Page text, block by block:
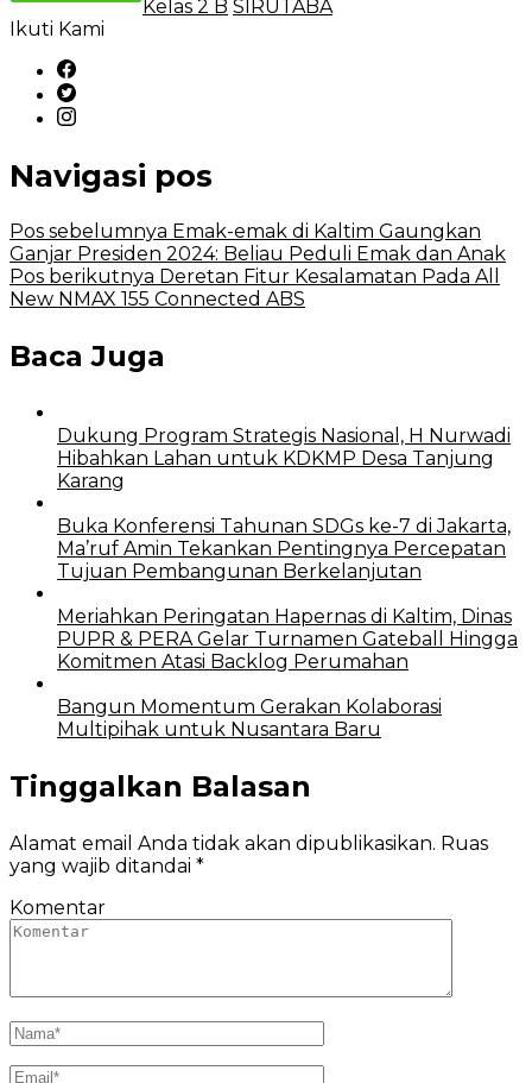
Kelas 2 B SIRUTABA
Ikuti Kami
Navigasi pos
Pos sebelumnya Emak-emak di Kaltim Gaungkan
Ganjar Presiden 2024: Beliau Peduli Emak dan Anak
Pos berikutnya Deretan Fitur Kesalamatan Pada All
New NMAX 155 Connected ABS
Baca Juga
Dukung Program Strategis Nasional, H Nurwadi
Hibahkan Lahan untuk KDKMP Desa Tanjung
Karang
Buka Konferensi Tahunan SDGs ke-7 di Jakarta,
Ma’ruf Amin Tekankan Pentingnya Percepatan
Tujuan Pembangunan Berkelanjutan
Meriahkan Peringatan Hapernas di Kaltim, Dinas
PUPR & PERA Gelar Turnamen Gateball Hingga
Komitmen Atasi Backlog Perumahan
Bangun Momentum Gerakan Kolaborasi
Multipihak untuk Nusantara Baru
Tinggalkan Balasan
Alamat email Anda tidak akan dipublikasikan. Ruas
yang wajib ditandai *
Komentar